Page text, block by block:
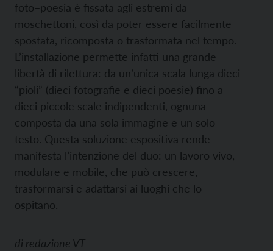
foto–poesia è fissata agli estremi da
moschettoni, così da poter essere facilmente
spostata, ricomposta o trasformata nel tempo.
L’installazione permette infatti una grande
libertà di rilettura: da un’unica scala lunga dieci
“pioli” (dieci fotografie e dieci poesie) fino a
dieci piccole scale indipendenti, ognuna
composta da una sola immagine e un solo
testo. Questa soluzione espositiva rende
manifesta l’intenzione del duo: un lavoro vivo,
modulare e mobile, che può crescere,
trasformarsi e adattarsi ai luoghi che lo
ospitano.
di redazione VT